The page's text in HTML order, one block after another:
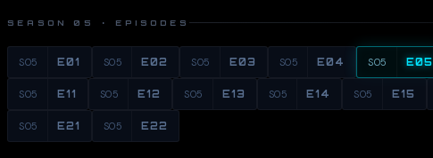
SEASON 05 · EPISODES
S05 E01 S05 E02 S05 E03 S05 E04 S05 E05
S05 E11 S05 E12 S05 E13 S05 E14 S05 E15
S05 E21 S05 E22